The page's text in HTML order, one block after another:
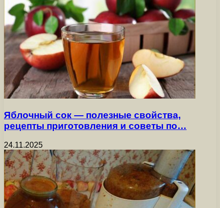
Яблочный сок — полезные свойства,
рецепты приготовления и советы по…
24.11.2025